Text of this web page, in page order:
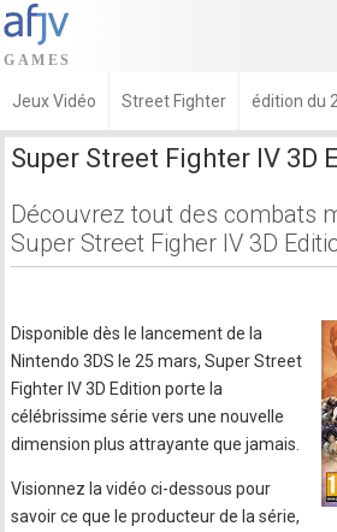
Jeux Vidéo Street Fighter édition du
Super Street Fighter IV 3D
Découvrez tout des combats
Super Street Figher IV 3D
Disponible dès le lancement de la
Nintendo 3DS le 25 mars, Super Street
Fighter IV 3D Edition porte la
célébrissime série vers une nouvelle
dimension plus attrayante que jamais.
Visionnez la vidéo ci-dessous pour
savoir ce que le producteur de la série,